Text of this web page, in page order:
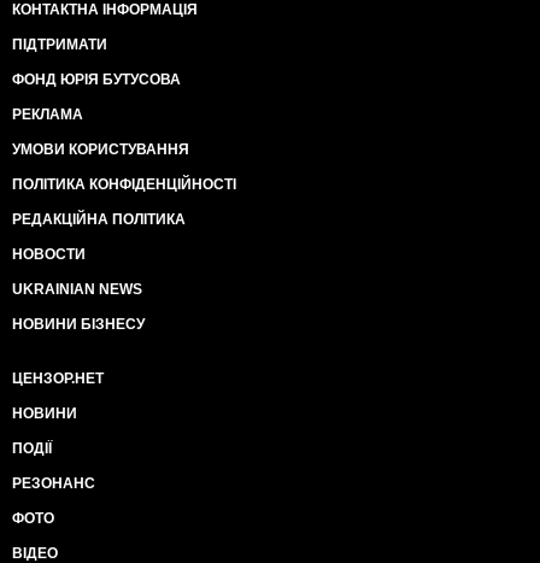
КОНТАКТНА ІНФОРМАЦІЯ
ПІДТРИМАТИ
ФОНД ЮРІЯ БУТУСОВА
РЕКЛАМА
УМОВИ КОРИСТУВАННЯ
ПОЛІТИКА КОНФІДЕНЦІЙНОСТІ
РЕДАКЦІЙНА ПОЛІТИКА
НОВОСТИ
UKRAINIAN NEWS
НОВИНИ БІЗНЕСУ
ЦЕНЗОР.НЕТ
НОВИНИ
ПОДІЇ
РЕЗОНАНС
ФОТО
ВІДЕО